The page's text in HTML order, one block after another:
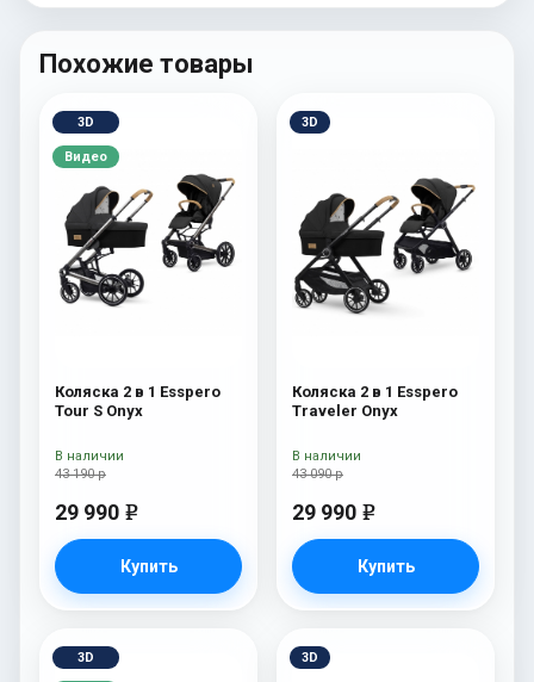
Похожие товары
3D
Видео
Коляска 2 в 1 Esspero
Tour S Onyx
43 190 р
29 990 e
Купить
В наличии
3D
Коляска 2 в 1 Esspero
Traveler Onyx
43 090 р
29 990 e
Купить
В наличии
3D 3D